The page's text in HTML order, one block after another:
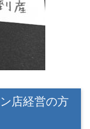
店経営の方